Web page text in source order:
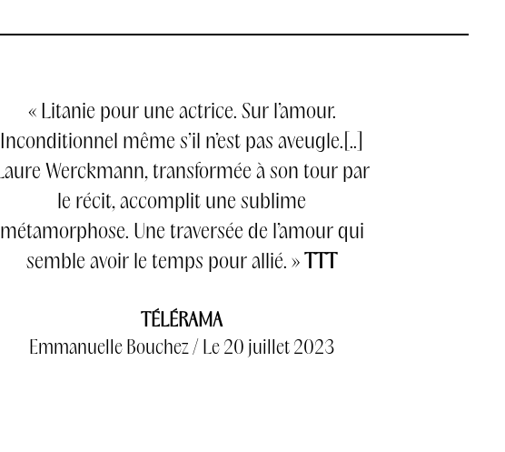
« Litanie pour une actrice. Sur l’amour.
Inconditionnel même s’il n’est pas aveugle.[..]
Laure Werckmann, transformée à son tour par
le récit, accomplit une sublime
métamorphose. Une traversée de l’amour qui
semble avoir le temps pour allié. »
TÉLÉRAMA
Emmanuelle Bouchez / Le 20 juillet 2023